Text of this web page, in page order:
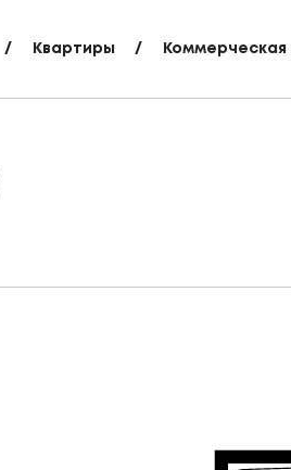
Квартиры